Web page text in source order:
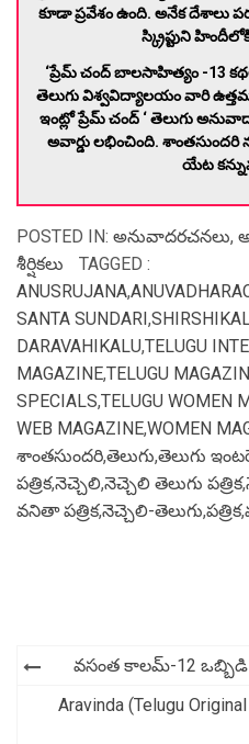
కూడా ప్రవేశం ఉంది. అనేక దేశాలు
స్క్రిప్టుని
‘ప్రేమ్ చంద్ బాలసాహిత్యం -13
తెలుగు విశ్వవిద్యాలయం వారి
ఇంట్లో ప్రేమ్ చంద్ ‘ తెలుగు
అవార్డు లభించింది. శాంతసుందరి
యేట
POSTED IN: అనువాదరచనలు,
శీర్షికలు
TAGGED :
ANUSRUJANA,
SANTA SUNDARI,
DARAVAHIKALU,TELUGU
MAGAZINE,TELUGU
SPECIALS,TELUGU WOMEN
WEB MAGAZINE,WOMEN
శాంతసుందరి,తెలుగు,తెలుగు
పత్రిక,నెచ్చెలి,నెచ్చెలి తెలుగు పత్రిక,
వనితా పత్రిక,నెచ్చెలి-తెలుగు,పత్రిక,
Post
navigation
వసంత కాలమ్-12 ఒబ్బిడి
Aravinda (Telugu